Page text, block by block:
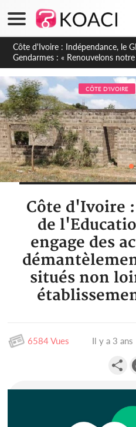
Sierra Leone : Un projet de
gestation, points clés des
CÔTE D'IVOIRE
Côte d'Ivoire
de
engage des
situés non
6584 Vues Il y a 3 ans